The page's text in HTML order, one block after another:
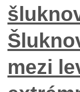
mezi